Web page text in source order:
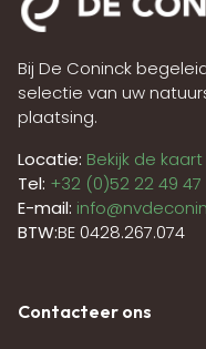
Bij De Coninck
selectie van uw
plaatsing.
Locatie: Bekijk de kaart
Tel: +32 (0)52 22 49 47
E-mail:
BTW:BE 0428.267.074
Contacteer ons